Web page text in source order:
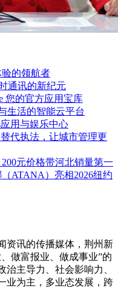
的领航者
通讯的新纪元
您的官方应用宝库
生活的智能云平台
应用与娱乐中心
代执法，让城市管理更
元价格带河北销量第一
ATANA）亮相2026纽约
资讯的传播媒体，荆州新
做富报业、做成事业”的
主导力、社会影响力、
业为主，多业态发展，跨